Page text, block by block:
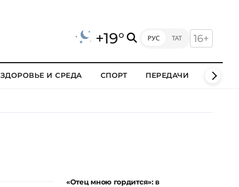
+19° РУС ТАТ 16+
ЗДОРОВЬЕ И СРЕДА СПОРТ ПЕРЕДАЧИ КЛИПЫ
«Отец мною гордится»: в